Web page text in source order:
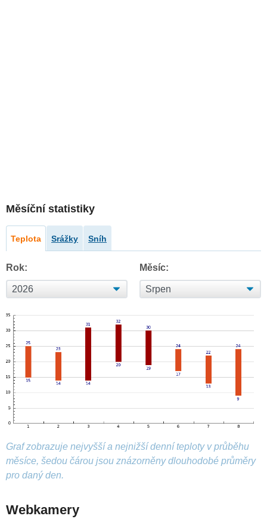
Měsíční statistiky
Teplota Srážky Sníh
Rok: Měsíc:
Graf zobrazuje nejvyšší a nejnižší denní teploty v průběhu
měsíce, šedou čárou jsou znázorněny dlouhodobé průměry
pro daný den.
Webkamery